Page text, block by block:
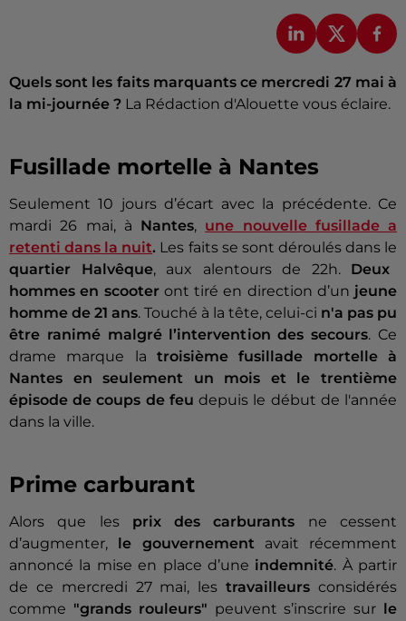
Quels sont les faits marquants ce mercredi 27 mai à
la mi-journée ? La Rédaction d'Alouette vous éclaire.
Fusillade mortelle à Nantes
Seulement 10 jours d’écart avec la précédente. Ce
mardi 26 mai, à Nantes, une nouvelle fusillade a
retenti dans la nuit. Les faits se sont déroulés dans le
quartier Halvêque, aux alentours de 22h. Deux
hommes en scooter ont tiré en direction d’un jeune
homme de 21 ans. Touché à la tête, celui-ci n'a pas pu
être ranimé malgré l’intervention des secours. Ce
drame marque la troisième fusillade mortelle à
Nantes en seulement un mois et le trentième
épisode de coups de feudepuis le début de l'année
dans la ville.
Prime carburant
Alors que lesprix des carburants ne cessent
d’augmenter,
le gouvernementavait récemment
annoncé la mise en place d’une indemnité. À partir
de ce mercredi 27 mai, lestravailleursconsidérés
comme "grands rouleurs" peuvent s’inscrire sur le